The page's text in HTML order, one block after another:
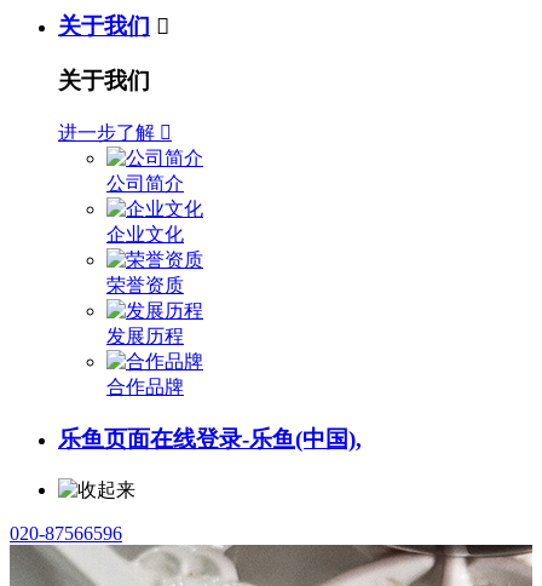
关于我们 
关于我们
进一步了解 
公司简介
企业文化
荣誉资质
发展历程
合作品牌
乐鱼页面在线登录-乐鱼(中国),
020-87566596